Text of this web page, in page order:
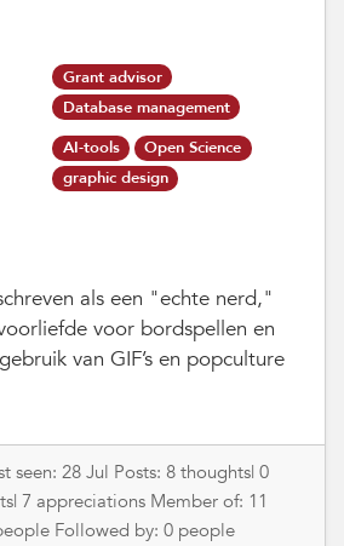
Grant advisor
Database management
AI-tools
Open Science
graphic design
als een "echte nerd,"
voor bordspellen en
van GIF’s en popculture
seen: 28 Jul Posts: 8 thoughts| 0
7 appreciations Member of: 11
Followed by: 0 people